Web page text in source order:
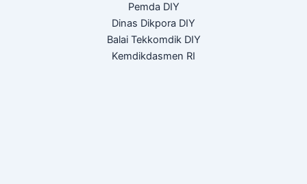
Pemda DIY
Dinas Dikpora DIY
Balai Tekkomdik DIY
Kemdikdasmen RI